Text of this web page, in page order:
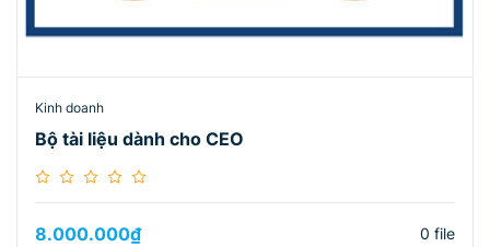
Kinh doanh
Bộ tài liệu dành cho CEO
8.000.000₫ 0 file